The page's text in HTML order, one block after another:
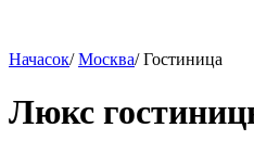
Начасок/ Москва/ Гостиница
Люкс